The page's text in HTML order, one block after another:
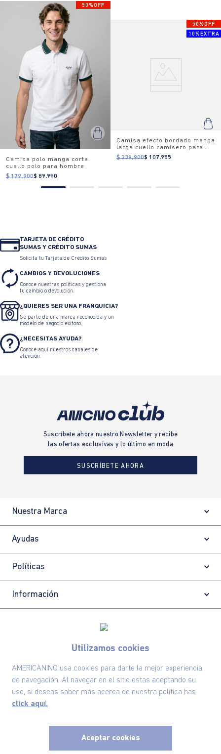
Utilizamos cookies
AMERICANINO usa cookies para darte la mejor experiencia
de navegación. Al navegar en el sitio estas aceptando su
uso, si deseas saber más acerca de nuestra política has
click aquí.
Aceptar cookies
50%OFF
Camisa polo manga corta
cuello polo para hombre
$ 179.900$ 89.950
50%OFF
10%EXTRA
Camisa efecto bordado manga
larga cuello camisero para
hombre
$ 239.900$ 107.955
TARJETA DE CRÉDITO
SUMAS Y CRÉDITO SUMAS
Solicita tu Tarjeta de Crédito Sumas
CAMBIOS Y DEVOLUCIONES
Conoce nuestras políticas y gestiona
tu cambio o devolución.
¿QUIERES SER UNA FRANQUICIA?
Sé parte de una marca reconocida y un
modelo de negocio exitoso.
¿NECESITAS AYUDA?
Conoce aquí nuestros canales de
atención.
Suscríbete ahora nuestro Newsletter y recibe
las ofertas exclusivas y lo último en moda
SUSCRÍBETE AHORA
Nuestra Marca
Ayudas
Políticas
Información